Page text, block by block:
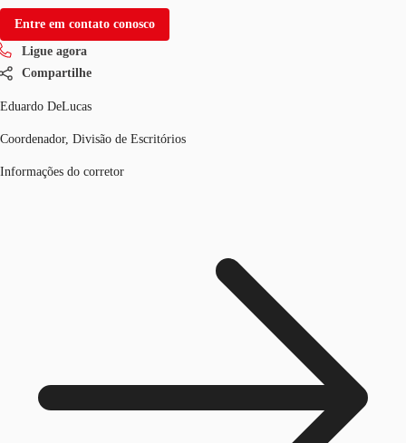
Entre em contato conosco
Ligue agora
Compartilhe
Eduardo DeLucas
Coordenador, Divisão de Escritórios
Informações do corretor